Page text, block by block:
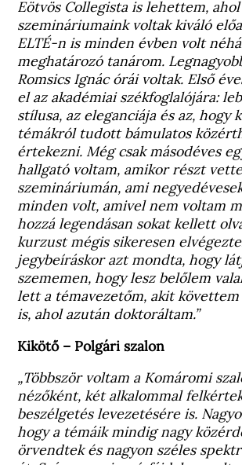
Eötvös Collegista is lehettem,
szemináriumaink voltak kiváló
ELTÉ-n is minden évben volt
meghatározó tanárom.
Romsics Ignác órái voltak. Első
el az akadémiai székfoglalójára:
stílusa, az eleganciája és az, hogy
témákról tudott bámulatos
értekezni. Még csak másodéves
hallgató voltam, amikor részt
szemináriumán, ami
minden volt, amivel nem voltam
hozzá legendásan sokat kellett
kurzust mégis sikeresen
jegybeíráskor azt mondta, hogy
szememen, hogy lesz belőlem
lett a témavezetőm, akit követtem
is, ahol azután doktoráltam.”
Kikötő – Polgári szalon
„Többször voltam a Komáromi
nézőként, két alkalommal
beszélgetés levezetésére is.
hogy a témáik mindig nagy
örvendtek és nagyon széles